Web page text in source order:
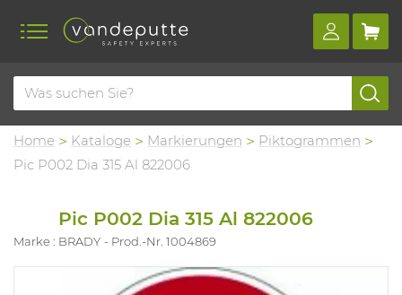
Home Kataloge Markierungen
Piktogrammen
Pic P002 Dia 315 Al 822006
Pic P002 Dia 315 Al 822006
Marke : BRADY Prod.-Nr. 1004869